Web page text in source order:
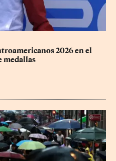
2026 en el
medallas